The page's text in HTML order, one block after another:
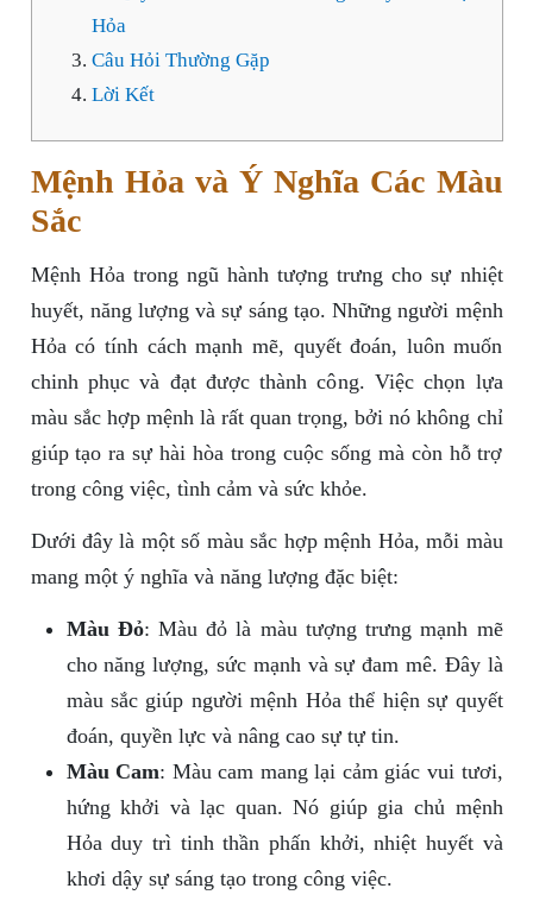
Hỏa
Câu Hỏi Thường Gặp
Lời Kết
Mệnh Hỏa và Ý Nghĩa Các Màu
Sắc
Mệnh Hỏa trong ngũ hành tượng trưng cho sự nhiệt
huyết, năng lượng và sự sáng tạo. Những người mệnh
Hỏa có tính cách mạnh mẽ, quyết đoán, luôn muốn
chinh phục và đạt được thành công. Việc chọn lựa
màu sắc hợp mệnh là rất quan trọng, bởi nó không chỉ
giúp tạo ra sự hài hòa trong cuộc sống mà còn hỗ trợ
trong công việc, tình cảm và sức khỏe.
Dưới đây là một số màu sắc hợp mệnh Hỏa, mỗi màu
mang một ý nghĩa và năng lượng đặc biệt:
Màu Đỏ: Màu đỏ là màu tượng trưng mạnh mẽ
cho năng lượng, sức mạnh và sự đam mê. Đây là
màu sắc giúp người mệnh Hỏa thể hiện sự quyết
đoán, quyền lực và nâng cao sự tự tin.
Màu Cam: Màu cam mang lại cảm giác vui tươi,
hứng khởi và lạc quan. Nó giúp gia chủ mệnh
Hỏa duy trì tinh thần phấn khởi, nhiệt huyết và
khơi dậy sự sáng tạo trong công việc.